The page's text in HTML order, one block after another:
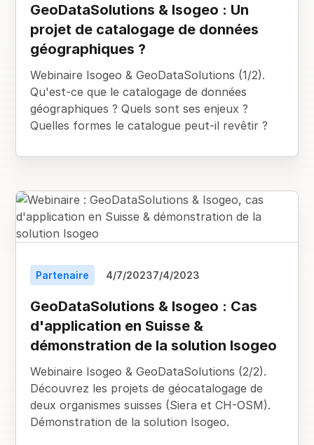
GeoDataSolutions & Isogeo : Un
projet de catalogage de données
géographiques ?
Webinaire Isogeo & GeoDataSolutions (1/2).
Qu'est-ce que le catalogage de données
géographiques ? Quels sont ses enjeux ?
Quelles formes le catalogue peut-il revêtir ?
Partenaire 4/7/20237/4/2023
GeoDataSolutions & Isogeo : Cas
d'application en Suisse &
démonstration de la solution Isogeo
Webinaire Isogeo & GeoDataSolutions (2/2).
Découvrez les projets de géocatalogage de
deux organismes suisses (Siera et CH-OSM).
Démonstration de la solution Isogeo.